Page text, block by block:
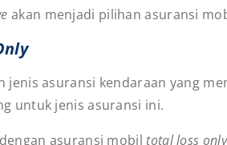
akan menjadi pilihan asuransi
jenis asuransi kendaraan yang
untuk jenis asuransi ini.
asuransi mobil total loss only